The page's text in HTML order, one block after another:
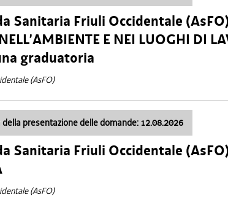
Sanitaria Friuli Occidentale (AsFO)
E NEI LUOGHI DI
graduatoria
(AsFO)
della presentazione delle domande: 12.08.2026
Sanitaria Friuli Occidentale
(AsFO)